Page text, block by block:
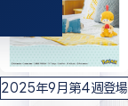
2025年9月第4週登場